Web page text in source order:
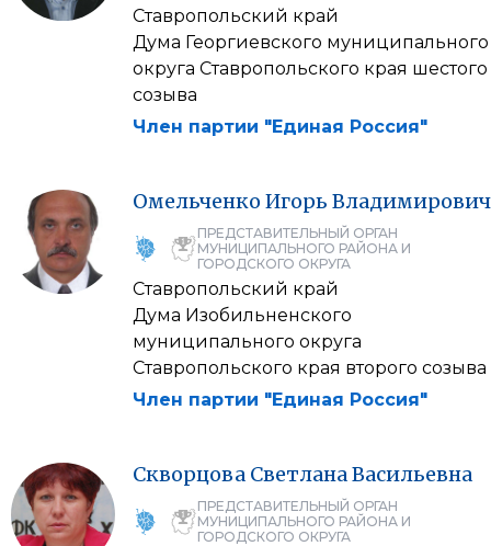
Ставропольский край
Дума Георгиевского муниципального
округа Ставропольского края шестого
созыва
Член партии "Единая Россия"
Омельченко Игорь Владимирович
ПРЕДСТАВИТЕЛЬНЫЙ ОРГАН
МУНИЦИПАЛЬНОГО РАЙОНА И
ГОРОДСКОГО ОКРУГА
Ставропольский край
Дума Изобильненского
муниципального округа
Ставропольского края второго созыва
Член партии "Единая Россия"
Скворцова СветланаВасильевна
ПРЕДСТАВИТЕЛЬНЫЙ ОРГАН
МУНИЦИПАЛЬНОГО РАЙОНА И
ГОРОДСКОГО ОКРУГА